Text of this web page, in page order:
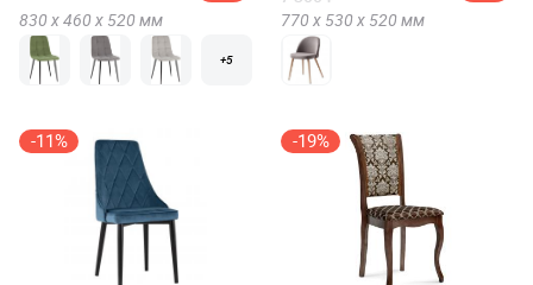
830 х460 х 520 мм
+5
770 х 530 х 520 мм
-11% -19%